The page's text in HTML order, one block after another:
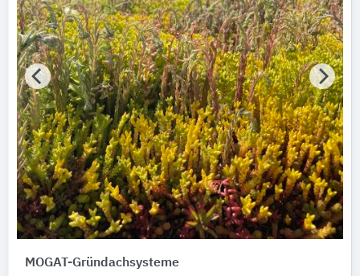
MOGAT-Gründachsysteme